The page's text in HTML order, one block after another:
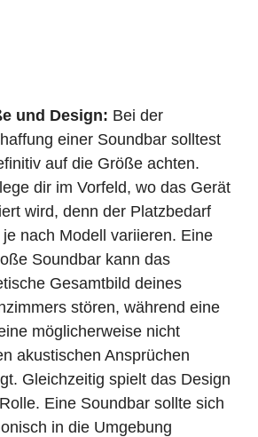
und Design: Bei der
einer Soundbar solltest
auf die Größe achten.
dir im Vorfeld, wo das Gerät
wird, denn der Platzbedarf
je nach Modell variieren. Eine
Soundbar kann das
Gesamtbild deines
stören, während eine
möglicherweise nicht
akustischen Ansprüchen
Gleichzeitig spielt das Design
Eine Soundbar sollte sich
in die Umgebung